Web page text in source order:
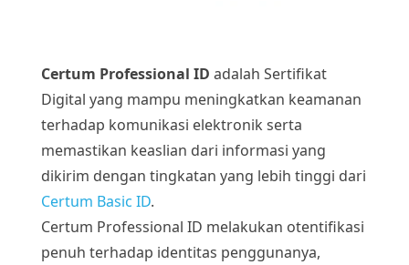
Certum Professional ID adalah Sertifikat
Digital yang mampu meningkatkan keamanan
terhadap komunikasi elektronik serta
memastikan keaslian dari informasi yang
dikirim dengan tingkatan yang lebih tinggi dari
Certum Basic ID.
Certum Professional ID melakukan otentifikasi
penuh terhadap identitas penggunanya,